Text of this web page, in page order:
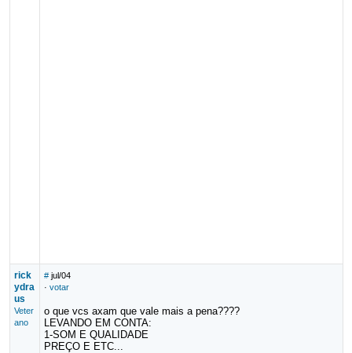
rick
ydra
us
Veter
ano
# jul/04
· votar
o que vcs axam que vale mais a pena????
LEVANDO EM CONTA:
1-SOM E QUALIDADE
PREÇO E ETC...